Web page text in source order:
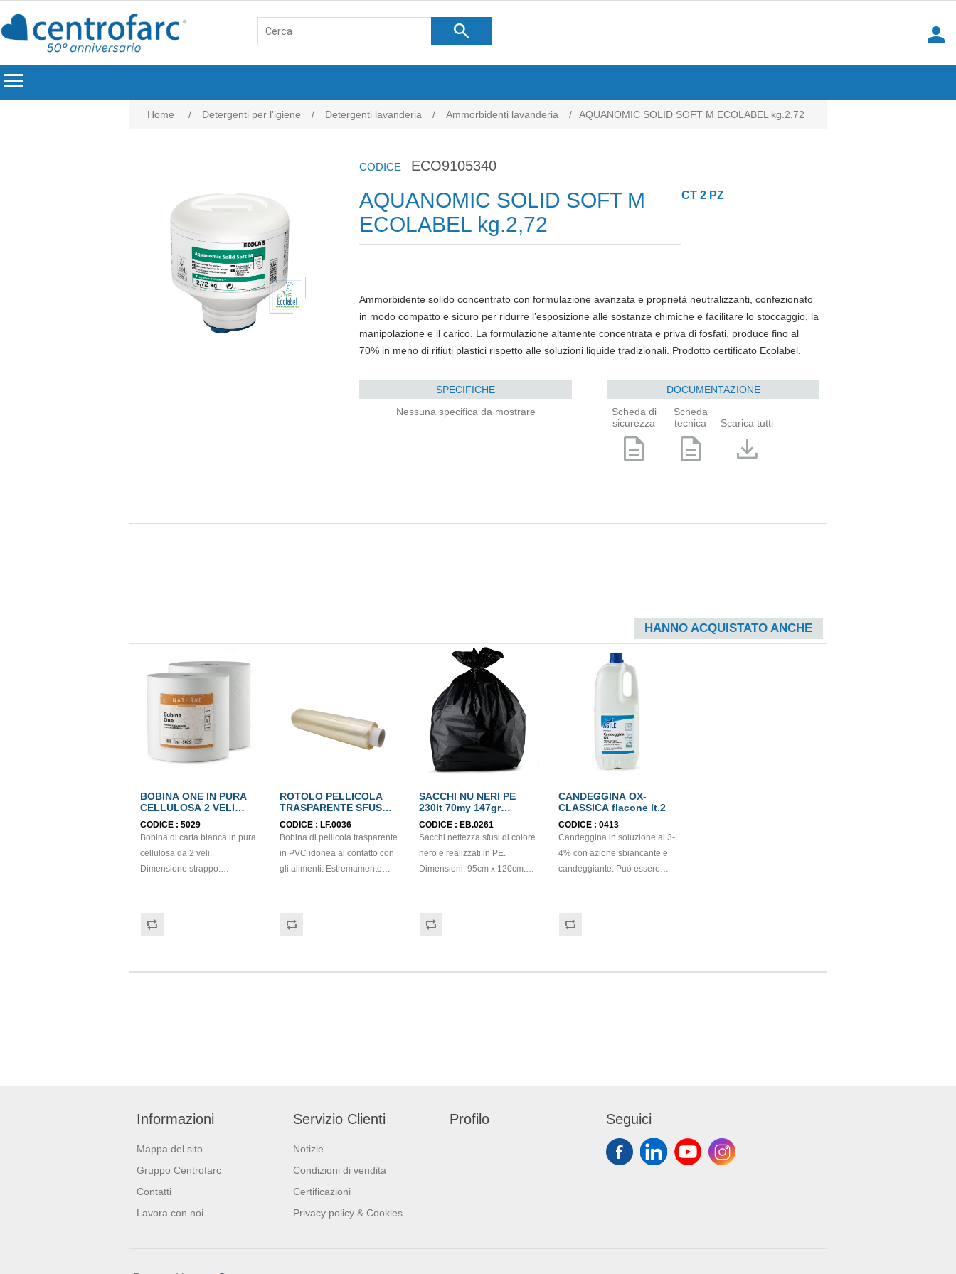
search
person
menu
Home / Detergenti per l'igiene / Detergenti lavanderia / Ammorbidenti lavanderia / AQUANOMIC SOLID SOFT M ECOLABEL kg.2,72
CODICE ECO9105340
AQUANOMIC SOLID SOFT M
ECOLABEL kg.2,72
CT 2 PZ
Ammorbidente solido concentrato con formulazione avanzata e proprietà neutralizzanti, confezionato
in modo compatto e sicuro per ridurre l’esposizione alle sostanze chimiche e facilitare lo stoccaggio, la
manipolazione e il carico. La formulazione altamente concentrata e priva di fosfati, produce fino al
70% in meno di rifiuti plastici rispetto alle soluzioni liquide tradizionali. Prodotto certificato Ecolabel.
SPECIFICHE
Nessuna specifica da mostrare
DOCUMENTAZIONE
Scheda di
sicurezza
description
Scheda
tecnica
description
Scarica tutti
download
HANNO ACQUISTATO ANCHE
BOBINA ONE IN PURA
CELLULOSA 2 VELI
ECOLABEL
CODICE : 5029
Bobina di carta bianca in pura
cellulosa da 2 veli.
Dimensione strappo:
ROTOLO PELLICOLA
TRASPARENTE SFUSA
h30
CODICE : LF.0036
Bobina di pellicola trasparente
in PVC idonea al contatto con
gli alimenti. Estremamente
take away. Questa pellicola da
SACCHI NU NERI PE
230lt 70my 147gr
95x120cm
CODICE : EB.0261
Sacchi nettezza sfusi di colore
nero e realizzati in PE.
Dimensioni: 95cm x 120cm.
CANDEGGINA OX-
CLASSICA flacone lt.2
CODICE : 0413
Candeggina in soluzione al 3-
4% con azione sbiancante e
candeggiante. Può essere
mano che in lavatrice. Si
Informazioni
Mappa del sito
Gruppo Centrofarc
Contatti
Lavora con noi
Servizio Clienti
Notizie
Condizioni di vendita
Certificazioni
Privacy policy & Cookies
Profilo Seguici